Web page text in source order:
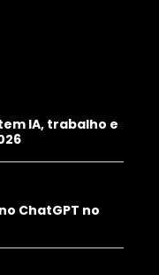
IA, trabalho e
ChatGPT no